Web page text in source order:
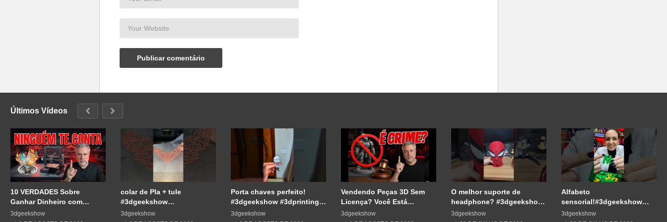
Últimos Vídeos
10 VERDADES Sobre
Ganhar Dinheiro com
Impressão 3D
3dgeekshow
colar de Pla + tule
#3dgeekshow
#impressão3d #3dprint
3dgeekshow
Porta chaves perfeito!
#3dgeekshow #3dprinting
#3dprint #impressão3d
3dgeekshow
Vendendo Peças 3D Sem
Licença? Você Está
Cometendo um Erro GRAVE
3dgeekshow
O melhor suporte de
headphone? #3dgeekshow
#impressão3d #3dprinting
3dgeekshow
Alfabeto
sensorial!#3dgeekshow
#3dprinting #3dprint
3dgeekshow